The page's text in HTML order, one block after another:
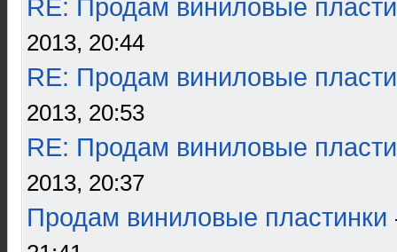
RE: Продам виниловые
2013, 20:44
RE: Продам виниловые
2013, 20:53
RE: Продам виниловые
2013, 20:37
Продам виниловые пластинки